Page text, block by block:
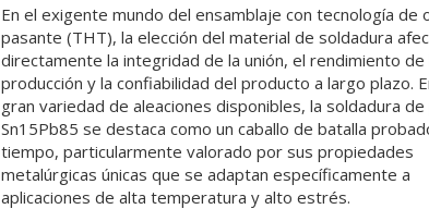
En el exigente mundo del ensamblaje con tecnología de
pasante (THT), la elección del material de soldadura
directamente la integridad de la unión, el rendimiento de
producción y la confiabilidad del producto a largo plazo.
gran variedad de aleaciones disponibles, la soldadura
Sn15Pb85 se destaca como un caballo de batalla
tiempo, particularmente valorado por sus propiedades
metalúrgicas únicas que se adaptan específicamente a
aplicaciones de alta temperatura y alto estrés.